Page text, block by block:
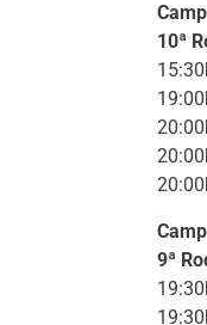
10ª
9ª